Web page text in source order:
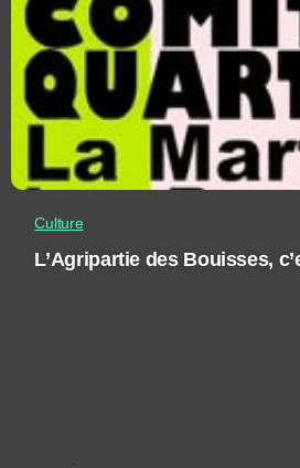
Culture
L’Agripartie des Bouisses,